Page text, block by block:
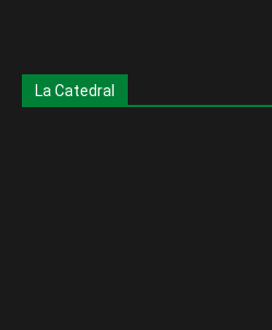
La Catedral